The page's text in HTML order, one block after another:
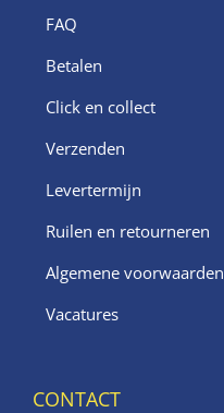
FAQ
Betalen
Click en collect
Verzenden
Levertermijn
Ruilen en retourneren
Algemene voorwaarden
Vacatures
CONTACT